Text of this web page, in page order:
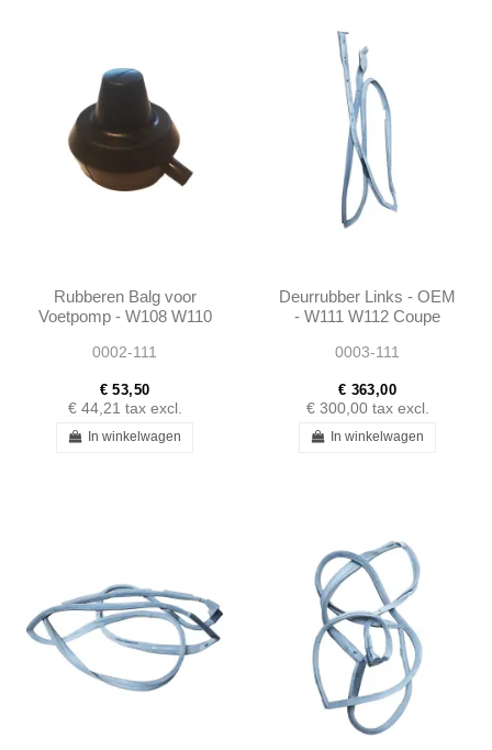
Rubberen Balg voor
Voetpomp - W108 W110
0002-111
€ 53,50
€ 44,21 tax excl.
In winkelwagen
Deurrubber Links - OEM
- W111 W112 Coupe
0003-111
€ 363,00
€ 300,00 tax excl.
In winkelwagen